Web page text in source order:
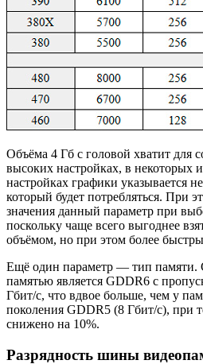
Объёма 4 Гб с головой хватит для
высоких настройках, в некоторых
настройках графики указывается
который будет потребляться. При
значения данный параметр при
поскольку чаще всего выгоднее
объёмом, но при этом более
Ещё один параметр — тип памяти.
памятью является GDDR6 с
Гбит/с, что вдвое больше, чем у
поколения GDDR5 (8 Гбит/с), при
снижено на 10%.
Разрядность шины